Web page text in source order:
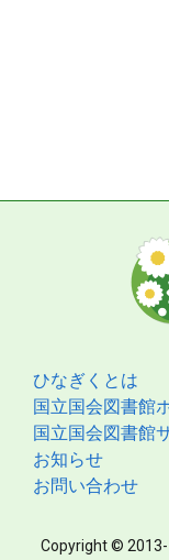
ひなぎくとは
国立国会図書館
国立国会図書館
お知らせ
お問い合わせ
Copyright © 2013-